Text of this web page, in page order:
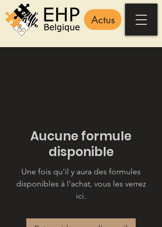
Actus
Aucune formule
disponible
Une fois qu'il y aura des formules
disponibles à l'achat, vous les verrez
ici.